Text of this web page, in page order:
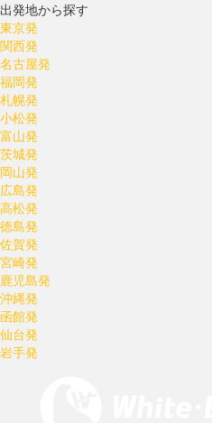
出発地から探す
東京発
関西発
名古屋発
福岡発
札幌発
小松発
富山発
茨城発
岡山発
広島発
高松発
徳島発
佐賀発
宮崎発
鹿児島発
沖縄発
函館発
仙台発
岩手発